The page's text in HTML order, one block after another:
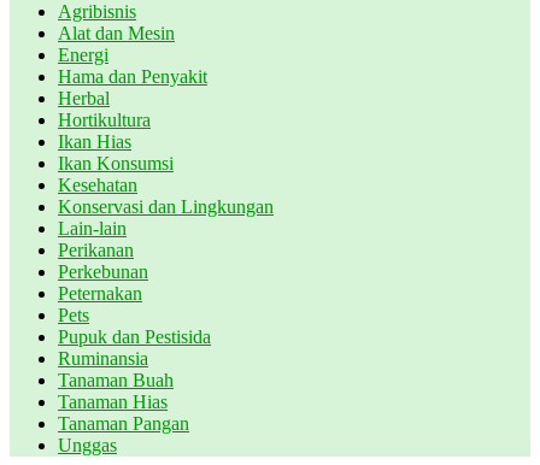
Agribisnis
Alat dan Mesin
Energi
Hama dan Penyakit
Herbal
Hortikultura
Ikan Hias
Ikan Konsumsi
Kesehatan
Konservasi dan Lingkungan
Lain-lain
Perikanan
Perkebunan
Peternakan
Pets
Pupuk dan Pestisida
Ruminansia
Tanaman Buah
Tanaman Hias
Tanaman Pangan
Unggas